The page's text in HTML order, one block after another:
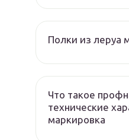
Полки из леруа
Что такое
технические
маркировка